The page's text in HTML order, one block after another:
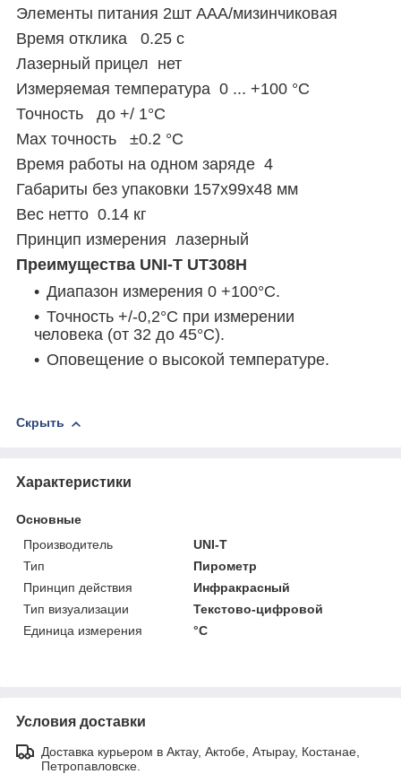
Элементы питания 2шт AAA/мизинчиковая
Время отклика 0.25 с
Лазерный прицел нет
Измеряемая температура 0 ... +100 °С
Точность до +/ 1°С
Max точность ±0.2 °С
Время работы на одном заряде 4
Габариты без упаковки 157x99x48 мм
Вес нетто 0.14 кг
Принцип измерения лазерный
Преимущества UNI-T UT308H
Диапазон измерения 0 +100°С.
Точность +/-0,2°С при измерении
человека (от 32 до 45°С).
Оповещение о высокой температуре.
Скрыть
Характеристики
Основные
Производитель
UNI-T
Тип
Пирометр
Принцип действия
Инфракрасный
Тип визуализации
Текстово-цифровой
Единица измерения
°С
Условия доставки
Доставка курьером в Актау, Актобе, Атырау, Костанае,
Петропавловске.